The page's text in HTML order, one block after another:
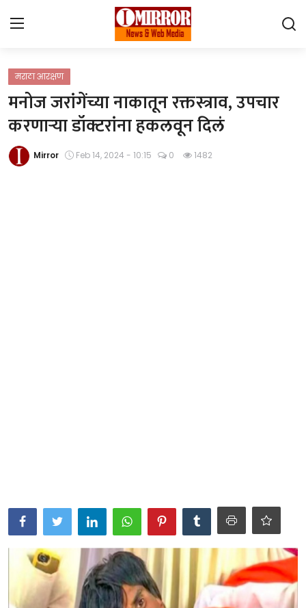
Login
Home
महाराष्ट्र
मराठा आरक्षण
मनोज जरांगेंच्या नाकातून रक्तस्त्राव, उपचार
करणाऱ्या डॉक्टरांना हकलवून दिलं
Mirror Feb 14, 2024 - 10:15 0 1482